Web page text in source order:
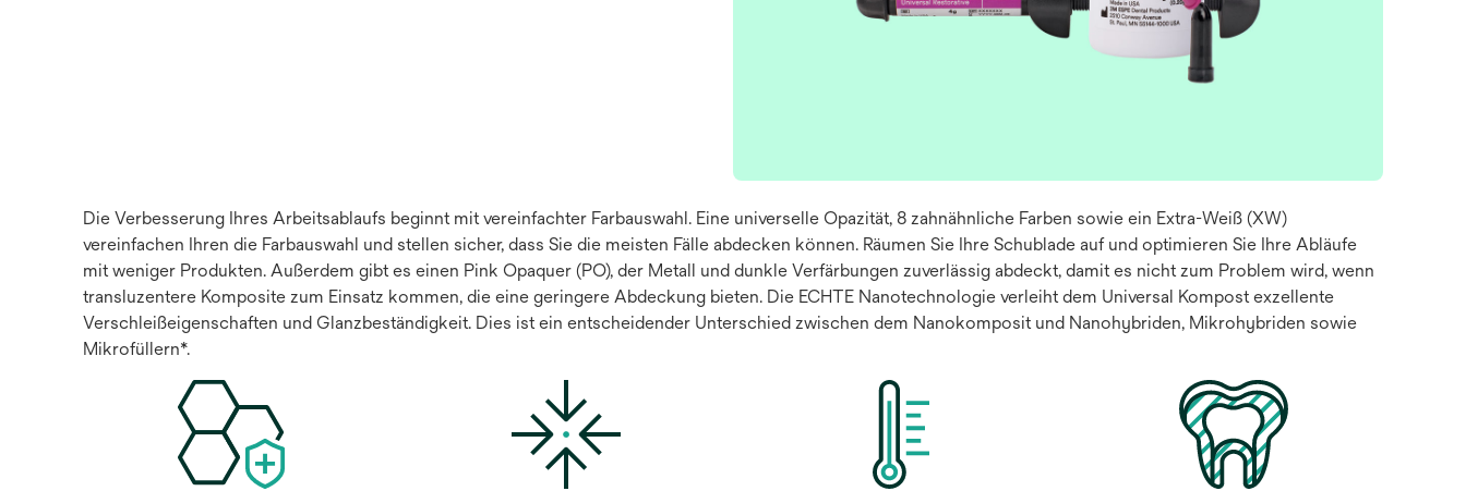
Die Verbesserung Ihres Arbeitsablaufs beginnt mit vereinfachter Farbauswahl. Eine universelle Opazität, 8 zahnähnliche Farben sowie ein Extra-Weiß (XW)
vereinfachen Ihren die Farbauswahl und stellen sicher, dass Sie die meisten Fälle abdecken können. Räumen Sie Ihre Schublade auf und optimieren Sie Ihre Abläufe
mit weniger Produkten. Außerdem gibt es einen Pink Opaquer (PO), der Metall und dunkle Verfärbungen zuverlässig abdeckt, damit es nicht zum Problem wird, wenn
transluzentere Komposite zum Einsatz kommen, die eine geringere Abdeckung bieten. Die ECHTE Nanotechnologie verleiht dem Universal Kompost exzellente
Verschleißeigenschaften und Glanzbeständigkeit. Dies ist ein entscheidender Unterschied zwischen dem Nanokomposit und Nanohybriden, Mikrohybriden sowie
Mikrofüllern*.